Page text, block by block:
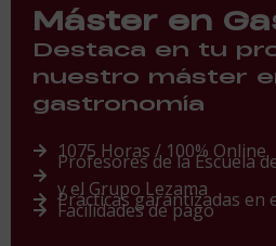
Máster en
Destaca en tu
nuestro máster
gastronomía
1075 Horas / 100% Online
Profesores de la Escuela
y el Grupo Lezama
Prácticas garantizadas en
Facilidades de pago